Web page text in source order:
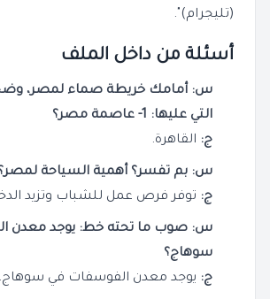
(تليجرام)".
أسئلة من داخل الملف
س: أمامك خريطة صماء لمصر، وضح
التي عليها: 1- عاصمة مصر؟
ج: القاهرة.
س: بم تفسر؟ أهمية السياحة
ج: توفر فرص عمل للشباب وتزيد
س: صوب ما تحته خط: يوجد معدن
سوهاج؟
ج: يوجد معدن الفوسفات في سوهاج.